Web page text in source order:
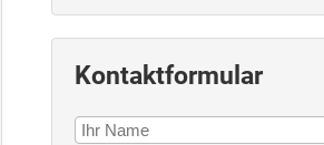
Kontaktformular